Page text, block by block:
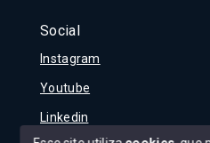
Social
Instagram
Youtube
Linkedin